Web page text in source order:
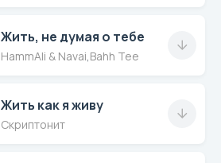
Жить, не думая о тебе
HammAli & Navai Bahh Tee
Жить как я живу
Скриптонит